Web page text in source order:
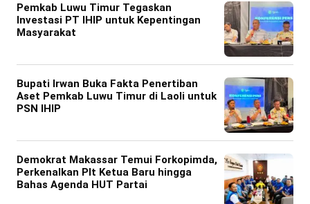
Pemkab Luwu Timur Tegaskan
Investasi PT IHIP untuk Kepentingan
Masyarakat
Bupati Irwan Buka Fakta Penertiban
Aset Pemkab Luwu Timur di Laoli untuk
PSN IHIP
Demokrat Makassar Temui Forkopimda,
Perkenalkan Plt Ketua Baru hingga
Bahas Agenda HUT Partai